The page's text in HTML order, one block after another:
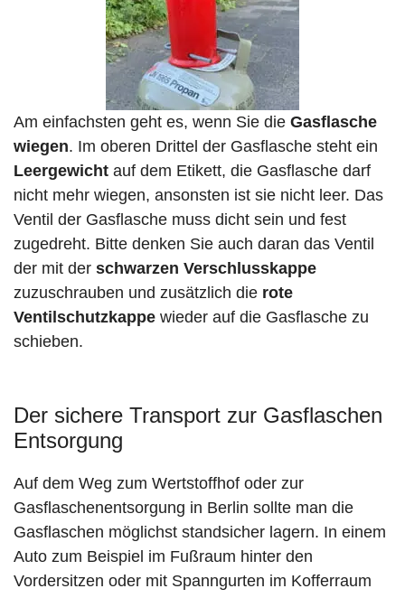
Am einfachsten geht es, wenn Sie die Gasflasche
wiegen. Im oberen Drittel der Gasflasche steht ein
Leergewicht auf dem Etikett, die Gasflasche darf
nicht mehr wiegen, ansonsten ist sie nicht leer. Das
Ventil der Gasflasche muss dicht sein und fest
zugedreht. Bitte denken Sie auch daran das Ventil
der mit der schwarzen Verschlusskappe
zuzuschrauben und zusätzlich die rote
Ventilschutzkappe wieder auf die Gasflasche zu
schieben.
Der sichere Transport zur Gasflaschen
Entsorgung
Auf dem Weg zum Wertstoffhof oder zur
Gasflaschenentsorgung in Berlin sollte man die
Gasflaschen möglichst standsicher lagern. In einem
Auto zum Beispiel im Fußraum hinter den
Vordersitzen oder mit Spanngurten im Kofferraum